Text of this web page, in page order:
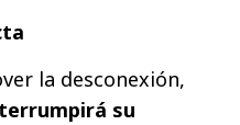
la desconexión,
su